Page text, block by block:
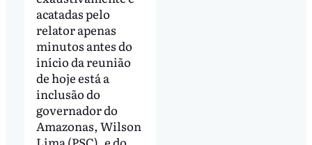
acatadas pelo
relator apenas
minutos antes do
início da reunião
de hoje está a
inclusão do
governador do
Amazonas, Wilson